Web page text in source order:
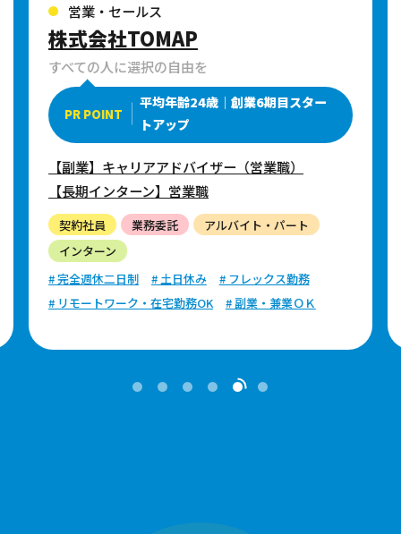
営業・セールス
株式会社TOMAP
すべての人に選択の自由を
PR POINT
平均年齢24歳｜創業6期目スター
トアップ
【副業】キャリアアドバイザー（営業職）
【長期インターン】営業職
契約社員 業務委託
アルバイト・パート
インターン
# 完全週休二日制
# 土日休み
# フレックス勤務
# リモートワーク・在宅勤務OK
# 副業・兼業ＯＫ